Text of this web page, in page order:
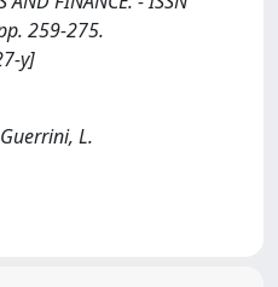
259-275.
y]
L.